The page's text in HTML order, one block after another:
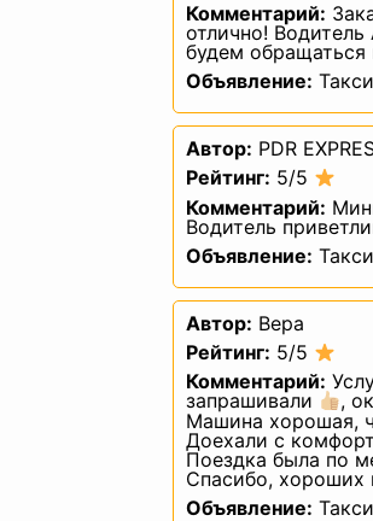
Комментарий:
отлично!
будем обращаться
Объявление:
Автор: PDR
Рейтинг: 5/5
Комментарий:
Водитель
Объявление:
Автор: Вера
Рейтинг: 5/5
Комментарий:
запрашивали
,
Машина хорошая,
Доехали с
Поездка была по
Спасибо, хороших
Объявление:
5.3. Не
5.4. Обработке
5.5. Содержание и
обработки. Не
5.6. При обработке
их достаточность, а
персональных
по
5.7. Хранение
персональных данных,
срок хранения
которого,
данных.
по достижении целей
Цель